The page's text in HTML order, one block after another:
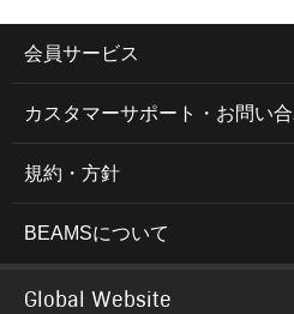
会員サービス
カスタマーサポート・お問い
規約・方針
BEAMSについて
Global Website